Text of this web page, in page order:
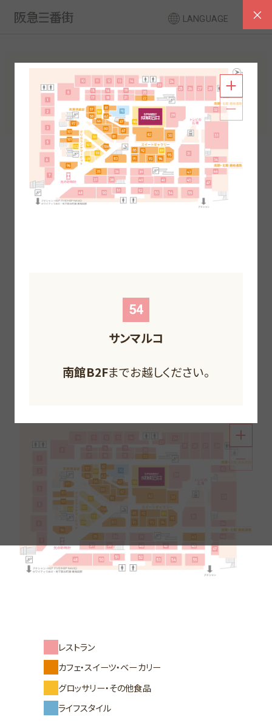
LANGUAGE
フロアガイド
南館 北館
南館B2F
和・洋・中華から、喫茶、軽食、お菓子にデリカまで。
レストラン
カフェ・スイーツ・ベーカリー
グロッサリー・その他食品
ライフスタイル
までお越しください。
までお越しください。
までお越しください。
までお越しください。
までお越しください。
までお越しください。
54
サンマルコ
南館B2Fまでお越しください。